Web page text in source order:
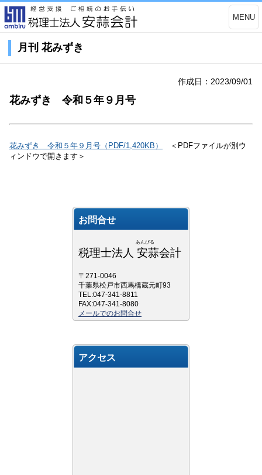
MENU
月刊 花みずき
作成日：2023/09/01
花みずき 令和５年９月号
花みずき 令和５年９月号（PDF/1,420KB）
＜PDFファイルが別ウ
ィンドウで開きます＞
お問合せ
あんびる
税理士法人 安蒜会計
〒271-0046
千葉県松戸市西馬橋蔵元町93
TEL:047-341-8811
FAX:047-341-8080
メールでのお問合せ
アクセス